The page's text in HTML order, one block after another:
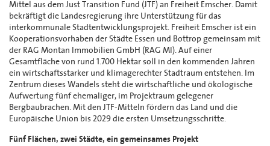
Mittel aus dem Just Transition Fund (JTF) an Freiheit Emscher. Damit
bekräftigt die Landesregierung ihre Unterstützung für das
interkommunale Stadtentwicklungsprojekt. Freiheit Emscher ist ein
Kooperationsvorhaben der Städte Essen und Bottrop gemeinsam mit
der RAG Montan Immobilien GmbH (RAG MI). Auf einer
Gesamtfläche von rund 1.700 Hektar soll in den kommenden Jahren
ein wirtschaftsstarker und klimagerechter Stadtraum entstehen. Im
Zentrum dieses Wandels steht die wirtschaftliche und ökologische
Aufwertung fünf ehemaliger, im Projektraum gelegener
Bergbaubrachen. Mit den JTF-Mitteln fördern das Land und die
Europäische Union bis 2029 die ersten Umsetzungsschritte.
Fünf Flächen, zwei Städte, ein gemeinsames Projekt